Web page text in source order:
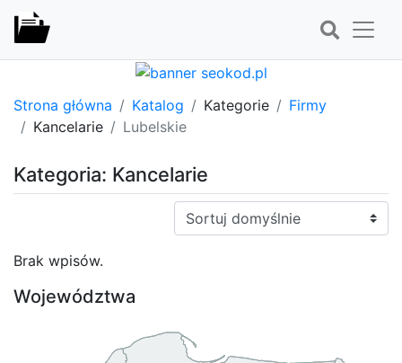
Strona główna Katalog Kategorie
Firmy
Kancelarie
Lubelskie
Kategoria: Kancelarie
Sortuj:
Brak wpisów.
Województwa